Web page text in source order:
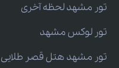
تور مشهد لحظه آخری
تور لوکس مشهد
تور مشهد هتل قصر طلایی